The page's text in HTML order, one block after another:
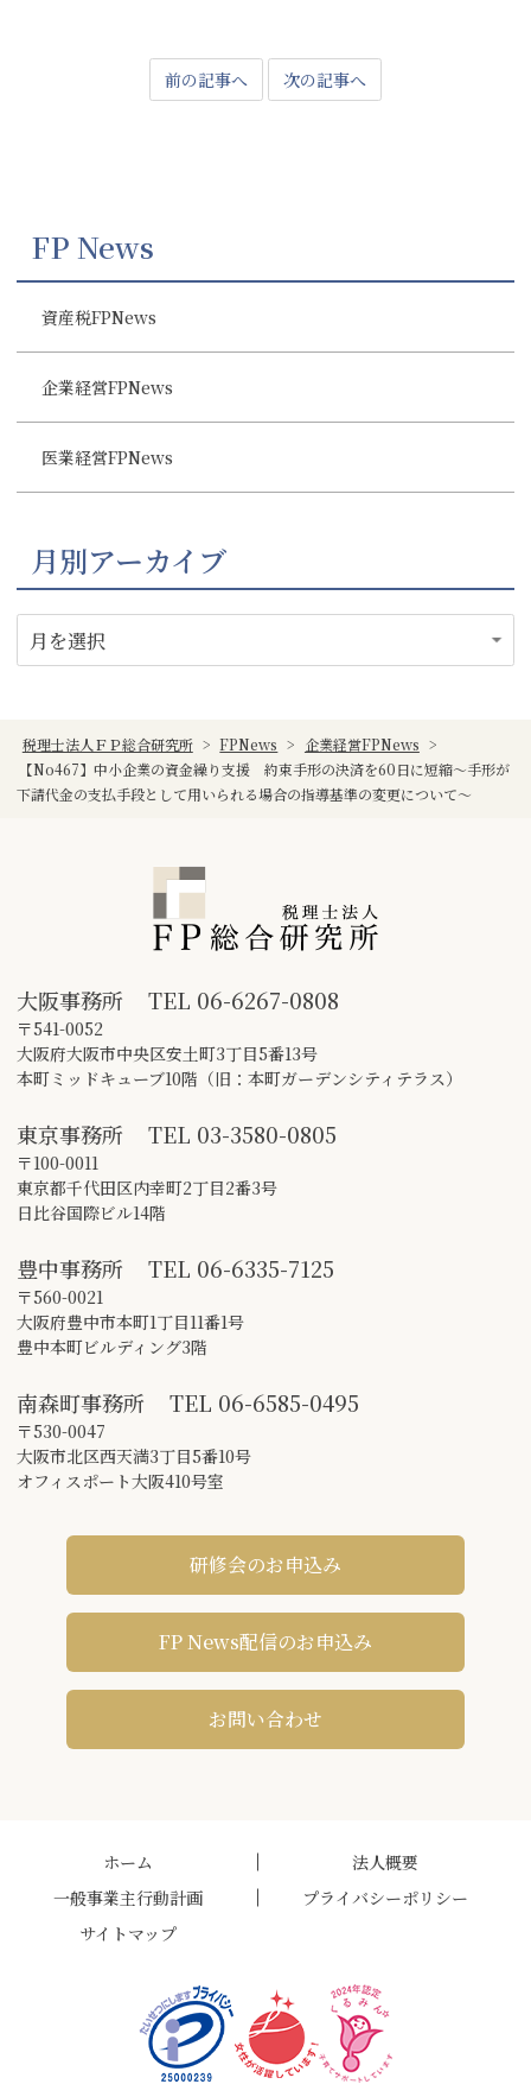
前の記事へ 次の記事へ
FP News
資産税FPNews
企業経営FPNews
医業経営FPNews
月別アーカイブ
税理士法人ＦＰ総合研究所 > FPNews > 企業経営FPNews >
【No467】中小企業の資金繰り支援 約束手形の決済を60日に短縮～手形が
下請代金の支払手段として用いられる場合の指導基準の変更について～
大阪事務所 TEL 06-6267-0808
〒541-0052
大阪府大阪市中央区安土町3丁目5番13号
本町ミッドキューブ10階（旧：本町ガーデンシティテラス）
東京事務所 TEL 03-3580-0805
〒100-0011
東京都千代田区内幸町2丁目2番3号
日比谷国際ビル14階
豊中事務所 TEL 06-6335-7125
〒560-0021
大阪府豊中市本町1丁目11番1号
豊中本町ビルディング3階
南森町事務所 TEL 06-6585-0495
〒530-0047
大阪市北区西天満3丁目5番10号
オフィスポート大阪410号室
研修会のお申込み
FP News配信のお申込み
お問い合わせ
ホーム
法人概要
一般事業主行動計画
プライバシーポリシー
サイトマップ